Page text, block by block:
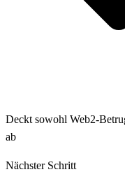
Deckt sowohl Web2-
ab
Nächster Schritt